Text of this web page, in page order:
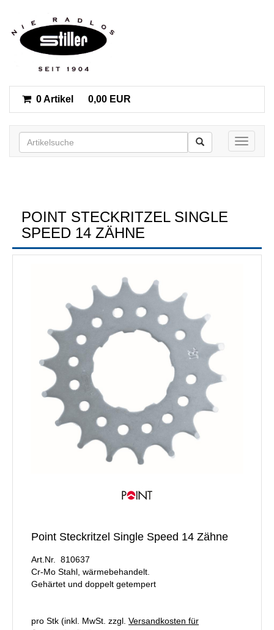
0 Artikel 0,00 EUR
Toggle
POINT STECKRITZEL SINGLE
SPEED 14 ZÄHNE
Point Steckritzel Single Speed 14 Zähne
Art.Nr. 810637
Cr-Mo Stahl, wärmebehandelt.
Gehärtet und doppelt getempert
pro Stk (inkl. MwSt. zzgl. Versandkosten für